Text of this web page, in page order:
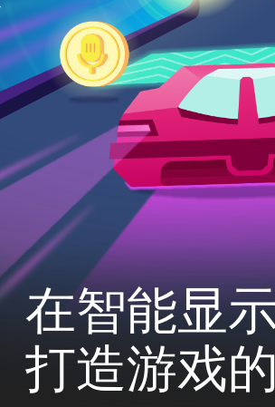
在智能显
打造游戏